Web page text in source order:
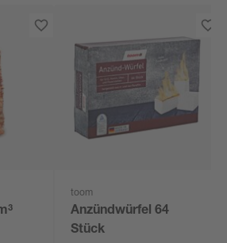
toom
Anzündwürfel 64
Stück